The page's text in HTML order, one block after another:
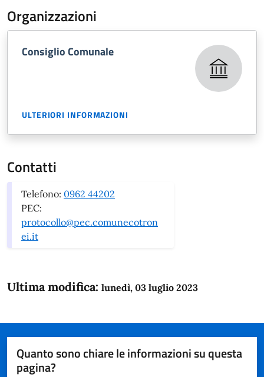
Organizzazioni
Consiglio Comunale
ULTERIORI INFORMAZIONI
Contatti
Telefono: 0962 44202
PEC:
protocollo@pec.comunecotron
ei.it
Ultima modifica: lunedì, 03 luglio 2023
Quanto sono chiare le informazioni su questa
pagina?